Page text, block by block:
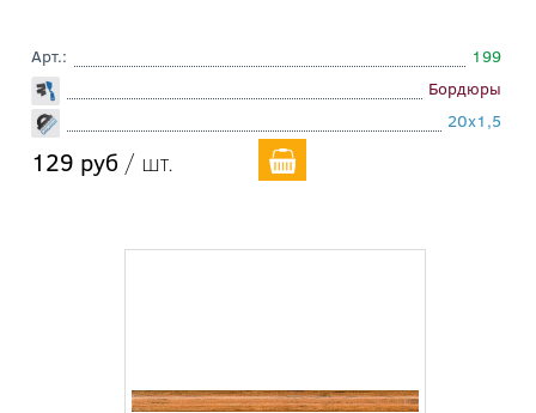
Арт.:
199
Бордюры
20x1,5
129 руб / шт.